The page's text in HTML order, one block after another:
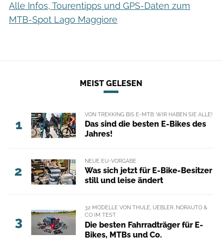
Alle Infos, Tourentipps und GPS-Daten zum
MTB-Spot Lago Maggiore
MEIST GELESEN
1
VON TREKKING BIS E-MTB: WIR HABEN SIE ALLE!
Das sind die besten E-Bikes des
Jahres!
2
NEUE EU-VORGABE
Was sich jetzt für E-Bike-Besitzer
still und leise ändert
3
32 MODELLE VON THULE, UEBLER, NORAUTO &
CO IM TEST
Die besten Fahrradträger für E-
Bikes, MTBs und Co.